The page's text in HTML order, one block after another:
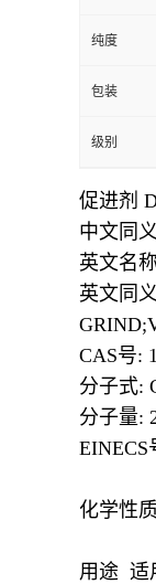
纯度
包装
级别
促进剂
中文同
英文名
英文同
CAS号:
分子式:
分子量:
EINECS
化学性
用途 适